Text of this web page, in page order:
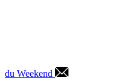
du Weekend